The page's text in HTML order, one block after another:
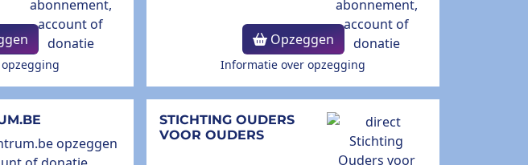
Opzeggen
Informatie over opzegging
STICHTING OUDERS
VOOR OUDERS